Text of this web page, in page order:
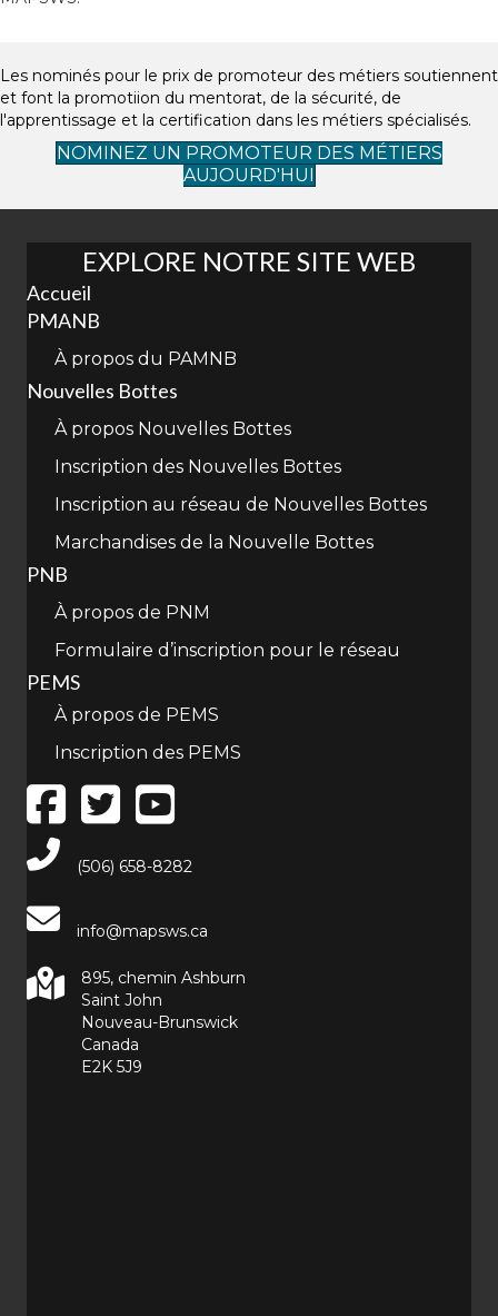
Les nominés pour le prix de promoteur des métiers soutiennent
et font la promotiion du mentorat, de la sécurité, de
l'apprentissage et la certification dans les métiers spécialisés.
NOMINEZ UN PROMOTEUR DES MÉTIERS
AUJOURD'HUI
EXPLORE NOTRE SITE WEB
Accueil
PMANB
À propos du PAMNB
Nouvelles Bottes
À propos Nouvelles Bottes
Inscription des Nouvelles Bottes
Inscription au réseau de Nouvelles Bottes
Marchandises de la Nouvelle Bottes
PNB
À propos de PNM
Formulaire d’inscription pour le réseau
PEMS
À propos de PEMS
Inscription des PEMS
Main Telephone Number
(506) 658-8282
info@mapsws.ca
895, chemin Ashburn
Saint John
Nouveau-Brunswick
Canada
E2K 5J9